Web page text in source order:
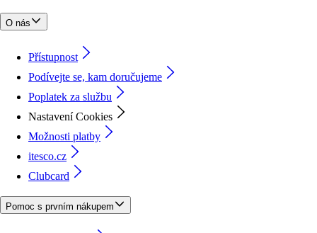
O nás
Přístupnost
Podívejte se, kam doručujeme
Poplatek za službu
Nastavení Cookies
Možnosti platby
itesco.cz
Clubcard
Pomoc s prvním nákupem